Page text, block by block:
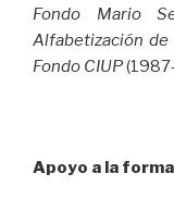
Fondo Mario
Alfabetización de
Fondo CIUP
Apoyo a la